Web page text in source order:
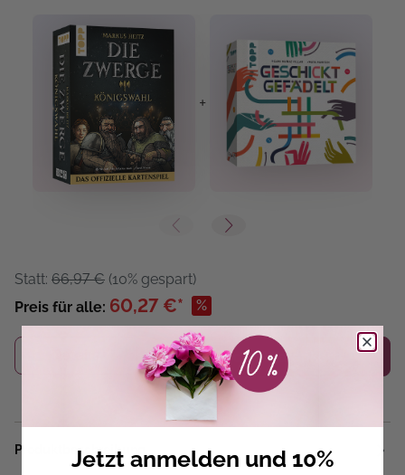
+
Statt: 66,97 € (10% gespart)
Preis für alle: 60,27 €* %
In den Warenkorb
Produktbeschreibung
Jetzt anmelden und 10%